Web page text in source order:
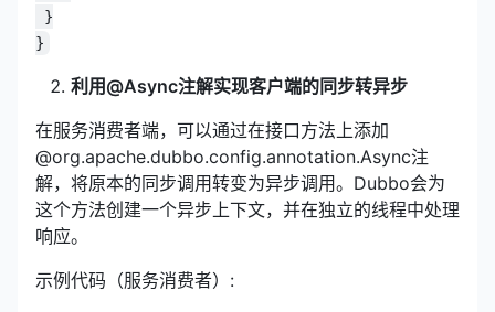
}
}
利用@Async注解实现客户端的同步转异步
在服务消费者端，可以通过在接口方法上添加
@org.apache.dubbo.config.annotation.Async注
解，将原本的同步调用转变为异步调用。Dubbo会为
这个方法创建一个异步上下文，并在独立的线程中处理
响应。
示例代码（服务消费者）: